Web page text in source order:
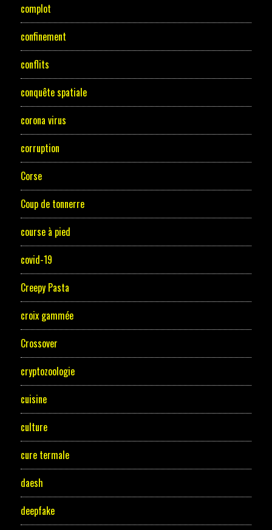
complot
confinement
conflits
conquête spatiale
corona virus
corruption
Corse
Coup de tonnerre
course à pied
covid-19
Creepy Pasta
croix gammée
Crossover
cryptozoologie
cuisine
culture
cure termale
daesh
deepfake